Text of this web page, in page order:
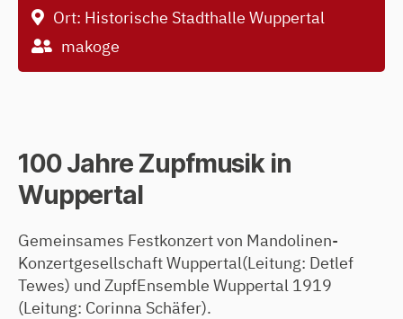
Ort: Historische Stadthalle Wuppertal
makoge
100 Jahre Zupfmusik in
Wuppertal
Gemeinsames Festkonzert von Mandolinen-
Konzertgesellschaft Wuppertal(Leitung: Detlef
Tewes) und ZupfEnsemble Wuppertal 1919
(Leitung: Corinna Schäfer).